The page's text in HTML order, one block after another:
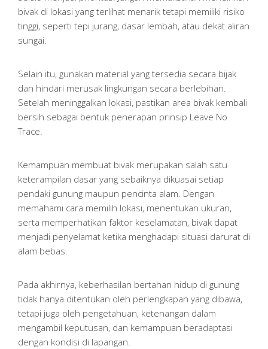
bivak di lokasi yang terlihat menarik tetapi memiliki risiko
tinggi, seperti tepi jurang, dasar lembah, atau dekat aliran
sungai.
Selain itu, gunakan material yang tersedia secara bijak
dan hindari merusak lingkungan secara berlebihan.
Setelah meninggalkan lokasi, pastikan area bivak kembali
bersih sebagai bentuk penerapan prinsip Leave No
Trace.
Kemampuan membuat bivak merupakan salah satu
keterampilan dasar yang sebaiknya dikuasai setiap
pendaki gunung maupun pencinta alam. Dengan
memahami cara memilih lokasi, menentukan ukuran,
serta memperhatikan faktor keselamatan, bivak dapat
menjadi penyelamat ketika menghadapi situasi darurat di
alam bebas.
Pada akhirnya, keberhasilan bertahan hidup di gunung
tidak hanya ditentukan oleh perlengkapan yang dibawa,
tetapi juga oleh pengetahuan, ketenangan dalam
mengambil keputusan, dan kemampuan beradaptasi
dengan kondisi di lapangan.